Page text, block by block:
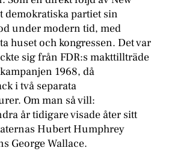
demokratiska partiet sin
under modern tid, med
huset och kongressen. Det var
sig från FDR:s makttillträde
1968, då
i två separata
Om man så vill:
år tidigare visade åter sitt
Hubert Humphrey
George Wallace.